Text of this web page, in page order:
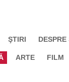
ŞTIRI DESPRE
ARTE FILM